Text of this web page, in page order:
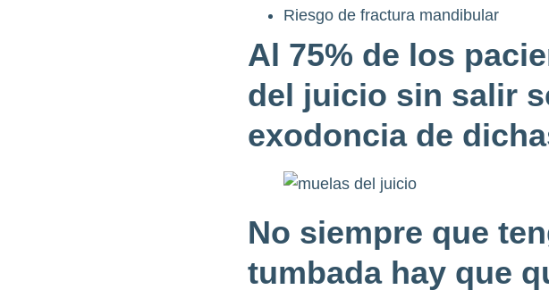
Riesgo de fractura mandibular
Al 75% de los
del juicio sin salir
exodoncia de
No siempre que
tumbada hay que